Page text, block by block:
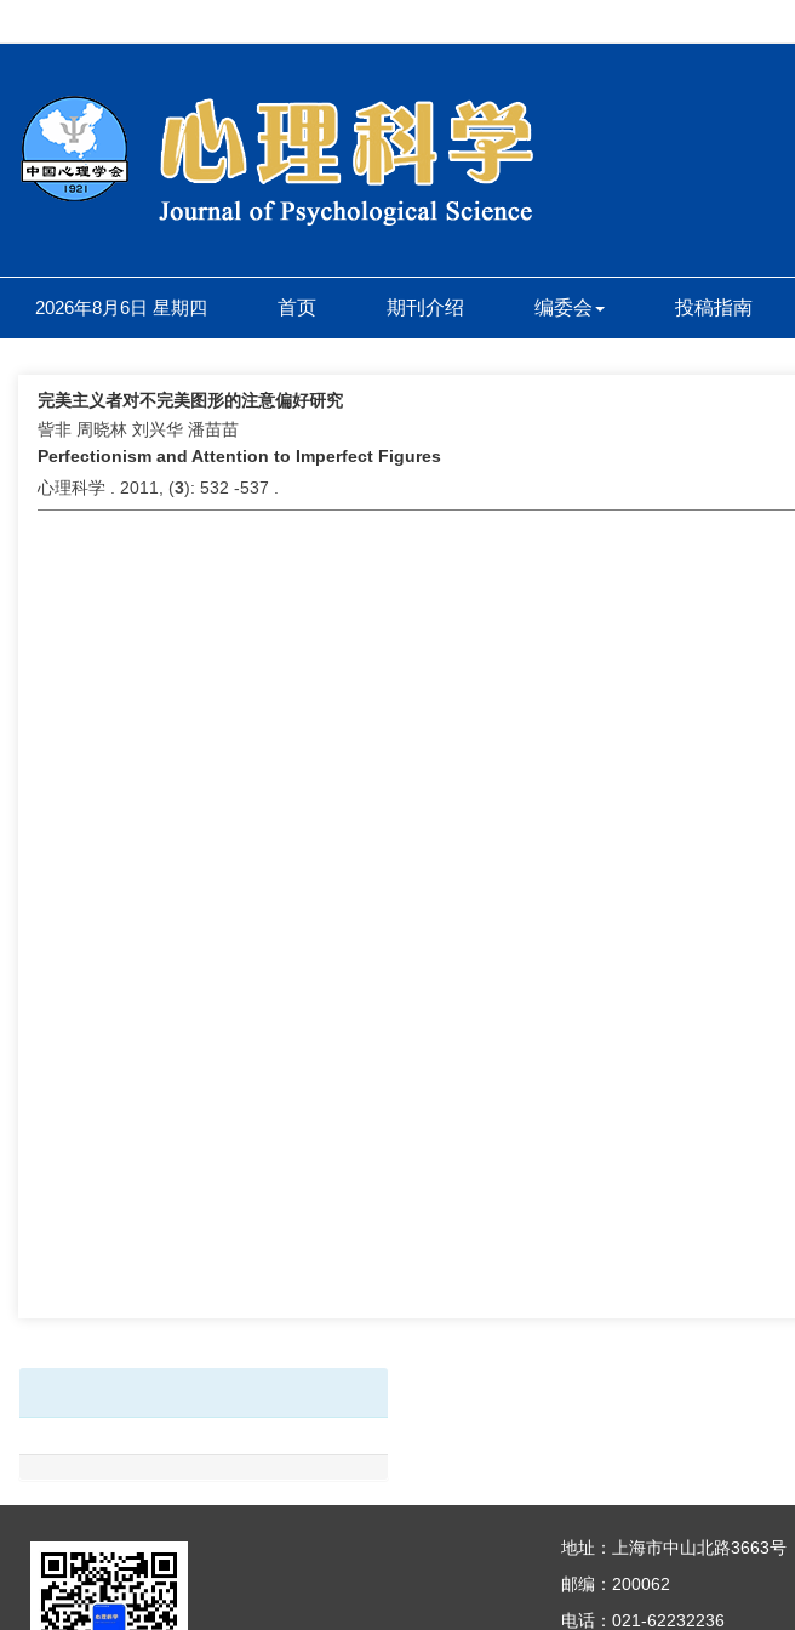
2026年8月6日 星期四 首页 期刊介绍 编委会 投稿指南
完美主义者对不完美图形的注意偏好研究
訾非 周晓林 刘兴华 潘苗苗
Perfectionism and Attention to Imperfect Figures
心理科学 . 2011, (3): 532 -537 .
地址：上海市中山北路3663号
邮编：200062
电话：021-62232236